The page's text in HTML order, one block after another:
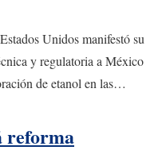
Unidos manifestó su
y regulatoria a México
de etanol en las…
reforma